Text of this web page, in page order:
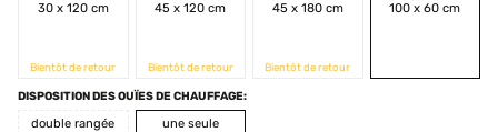
30 x 120 cm
Bientôt de retour
45 x 120 cm
Bientôt de retour
45 x 180 cm
Bientôt de retour
100 x 60 cm
DISPOSITION DES OUÏES DE CHAUFFAGE:
double rangée
une seule